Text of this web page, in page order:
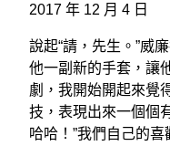
2017 年 12 月 4 日
說起“請，先生。”威
他一副新的手套，讓
劇，我開始開起來覺
技，表現出來一個個
哈哈！”我們自己的